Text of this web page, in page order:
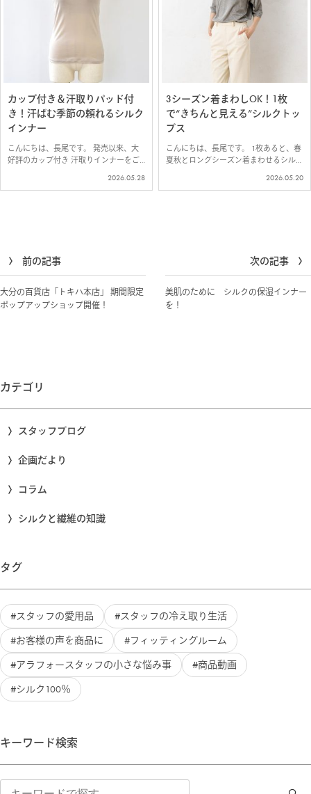
カップ付き＆汗取りパッド付
き！汗ばむ季節の頼れるシルク
インナー
こんにちは、長尾です。 発売以来、大
好評のカップ付き 汗取りインナーをご
2026.05.28
3シーズン着まわしOK！1枚
で“きちんと見える”シルクトッ
プス
こんにちは、長尾です。 1枚あると、春
夏秋とロングシーズン着まわせるシルク
2026.05.20
次の記事
美肌のために シルクの保湿インナー
を！
前の記事
大分の百貨店「トキハ本店」 期間限定
ポップアップショップ開催！
カテゴリ
スタッフブログ
企画だより
コラム
シルクと繊維の知識
タグ
スタッフの愛用品 スタッフの冷え取り生活
お客様の声を商品に フィッティングルーム
アラフォースタッフの小さな悩み事 商品動画
シルク100％
キーワード検索